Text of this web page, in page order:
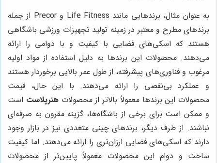
به عنوان مثال، برندهایی مانند Life Fitness و Precor از جمله
برندهای مطرح و معتبر در زمینه تولید تجهیزات ورزشی باشگاهی
هستند که اسکی‌های فضایی با کیفیت و با دوامی را ارائه
می‌دهند. محصولات این برندها به دلیل استفاده از مواد اولیه
مرغوب و فناوری‌های پیشرفته، از طول عمر بالایی برخوردار هستند
و عملکرد بی‌نقصی را ارائه می‌دهند. با این حال، قیمت
محصولات این برندها معمولاً بالاتر از محصولاتهنرپلاست است
و ممکن است برای برخی از باشگاه‌ها، گزینه مقرون به صرفه‌ای
نباشند. از طرف دیگر، برندهای چینی متعددی نیز در بازار وجود
دارند که اسکی‌های فضایی ارزان‌تری را ارائه می‌دهند. اما کیفیت
ساخت و دوام این محصولات معمولاً پایین‌تر از محصولات